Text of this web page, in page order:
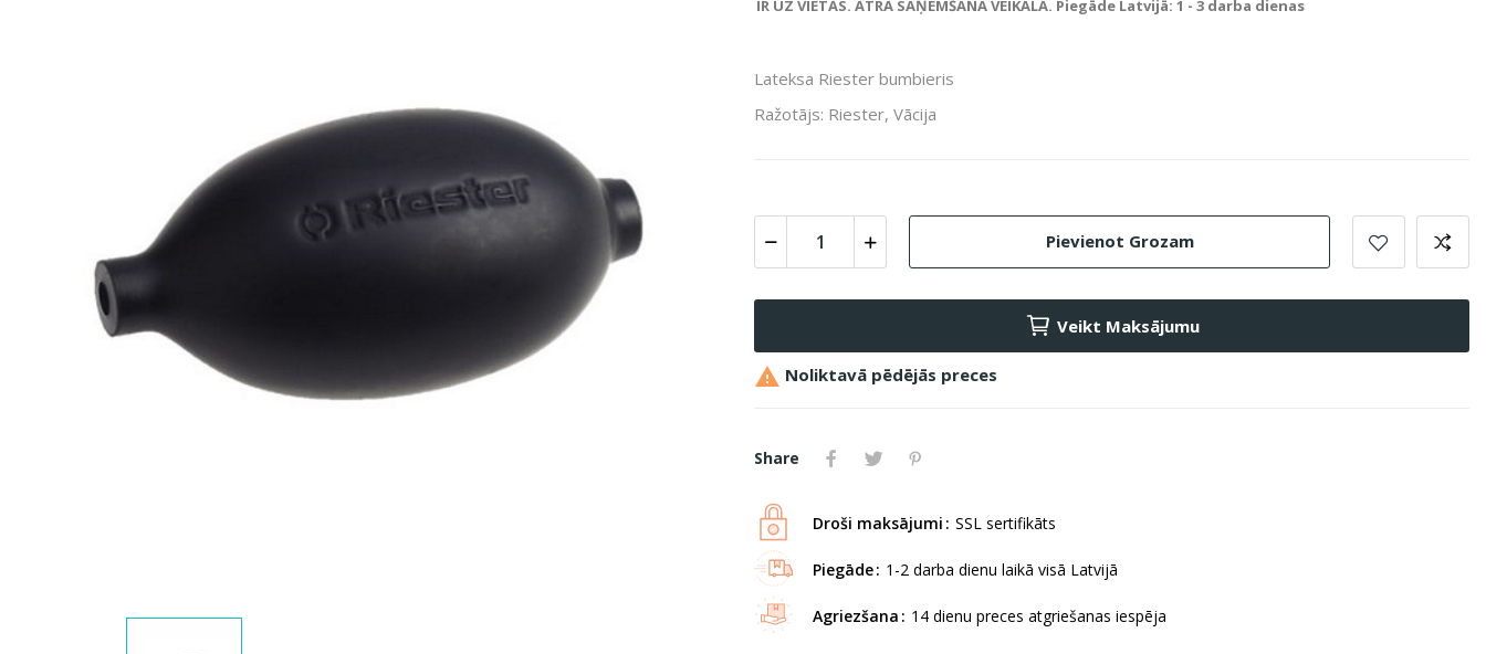
IR UZ VIETAS. ĀTRĀ SAŅEMŠANA VEIKALĀ. Piegāde Latvijā: 1 - 3 darba dienas
Lateksa Riester bumbieris
Ražotājs: Riester, Vācija
Pievienot Grozam
Veikt Maksājumu
 Noliktavā pēdējās preces
Share
Droši maksājumi SSL sertifikāts
Piegāde 1-2 darba dienu laikā visā Latvijā
Agriezšana 14 dienu preces atgriešanas iespēja